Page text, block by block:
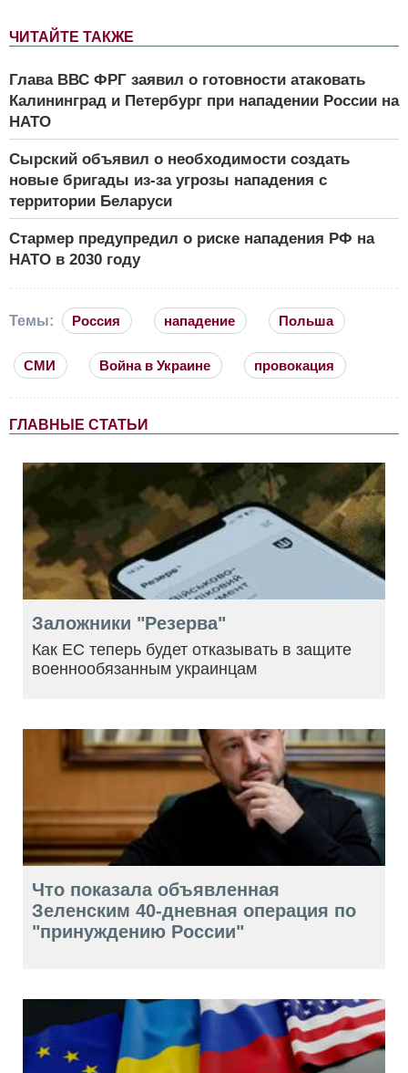
ЧИТАЙТЕ ТАКЖЕ
Глава ВВС ФРГ заявил о готовности атаковать
Калининград и Петербург при нападении России на
НАТО
Сырский объявил о необходимости создать
новые бригады из-за угрозы нападения с
территории Беларуси
Стармер предупредил о риске нападения РФ на
НАТО в 2030 году
Темы: Россия нападение Польша
СМИ Война в Украине провокация
ГЛАВНЫЕ СТАТЬИ
Заложники "Резерва"
Как ЕС теперь будет отказывать в защите
военнообязанным украинцам
Что показала объявленная
Зеленским 40-дневная операция по
"принуждению России"